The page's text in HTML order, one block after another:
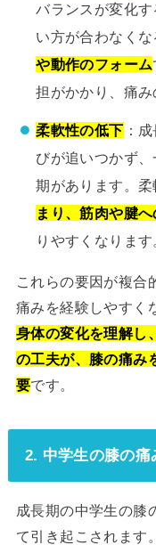
バランスが変化
い方が合わなく
や動作のフォーム
担がかかり、痛み
柔軟性の低下 ：
びが追いつかず
期があります。柔
まり、筋肉や腱
りやすくなります
これらの要因が複合
痛みを経験しやすく
身体の変化を理解し
の工夫が、膝の痛み
要です。
2. 中学生の膝の痛
成長期の中学生の膝
て引き起こされます